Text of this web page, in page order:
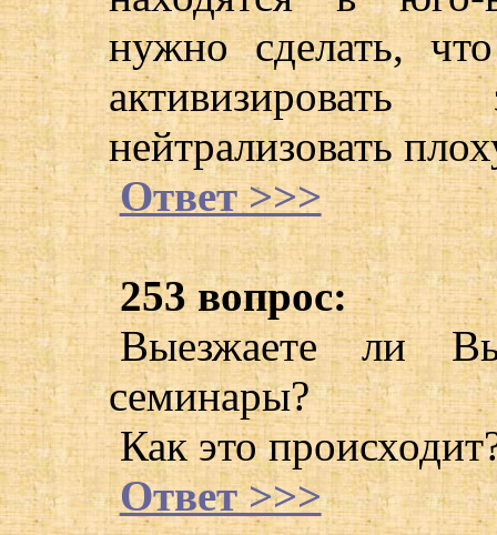
нужно сделать,
нейтрализовать
Ответ >>>
253 вопрос:
Выезжаете ли
семинары?
Как это
Ответ >>>